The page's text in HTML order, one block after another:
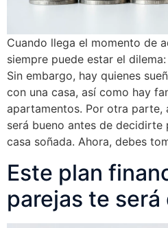
Cuando llega el momento de
siempre puede estar el
Sin embargo, hay quienes
con una casa, así como hay
apartamentos. Por otra parte,
será bueno antes de
casa soñada. Ahora, debes
Este plan
parejas te será